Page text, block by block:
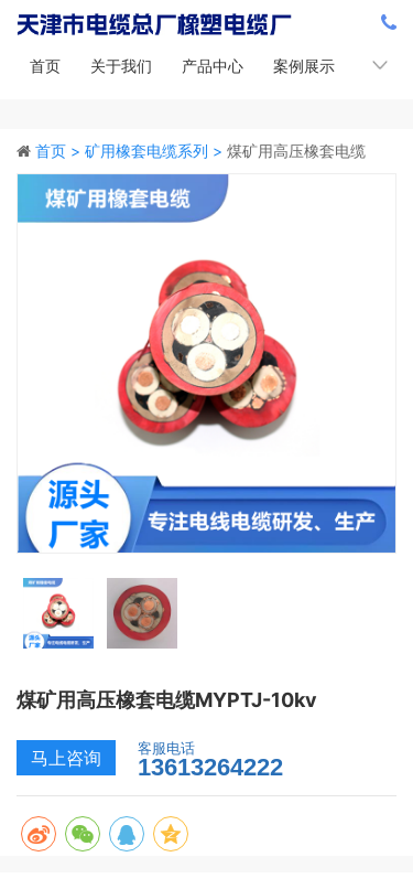
首页 关于我们 产品中心 案例展示 新闻中
首页 > 矿用橡套电缆系列 > 煤矿用高压橡套电缆
MYPTJ-10kv
煤矿用高压橡套电缆MYPTJ-10kv
马上咨询 客服电话
13613264222